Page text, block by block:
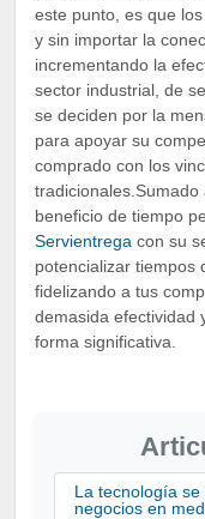
este punto, es que
y sin importar la
incrementando la
sector industrial, de
se deciden por la
para apoyar su
comprado con los
beneficio de tiempo
Servientrega con su
potencializar tiempos
fidelizando a tus
demasida efectividad
forma significativa.
La tecnología
negocios en